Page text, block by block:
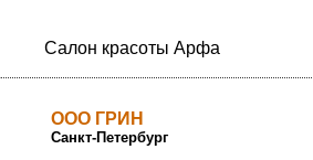
Салон красоты Арфа
ООО ГРИН
Санкт-Петербург